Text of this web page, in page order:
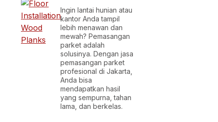
Ingin lantai hunian atau
kantor Anda tampil
lebih menawan dan
mewah? Pemasangan
parket adalah
solusinya. Dengan jasa
pemasangan parket
profesional di Jakarta,
Anda bisa
mendapatkan hasil
yang sempurna, tahan
lama, dan berkelas.